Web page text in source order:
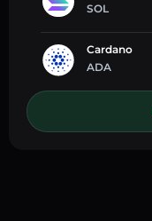
SOL
Cardano
ADA